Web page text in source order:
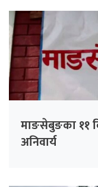
माङसेबुङका ११
अनिवार्य